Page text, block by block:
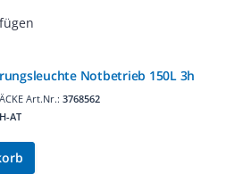
Notbetrieb 150L 3h
Art.Nr.: 3768562
AT